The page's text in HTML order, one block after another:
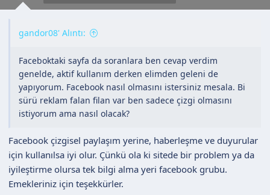
gandor08' Alıntı:
Faceboktaki sayfa da soranlara ben cevap verdim
genelde, aktif kullanım derken elimden geleni de
yapıyorum. Facebook nasıl olmasını istersiniz mesala. Bi
sürü reklam falan filan var ben sadece çizgi olmasını
istiyorum ama nasıl olacak?
Facebook çizgisel paylaşım yerine, haberleşme ve duyurular
için kullanılsa iyi olur. Çünkü ola ki sitede bir problem ya da
iyileştirme olursa tek bilgi alma yeri facebook grubu.
Emekleriniz için teşekkürler.